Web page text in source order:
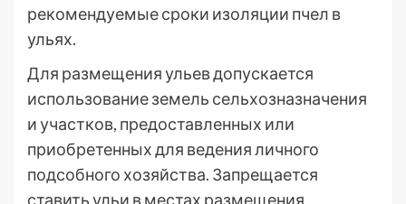
рекомендуемые сроки изоляции пчел в
ульях.
Для размещения ульев допускается
использование земель сельхозназначения
и участков, предоставленных или
приобретенных для ведения личного
подсобного хозяйства. Запрещается
ставить ульи в местах размещения